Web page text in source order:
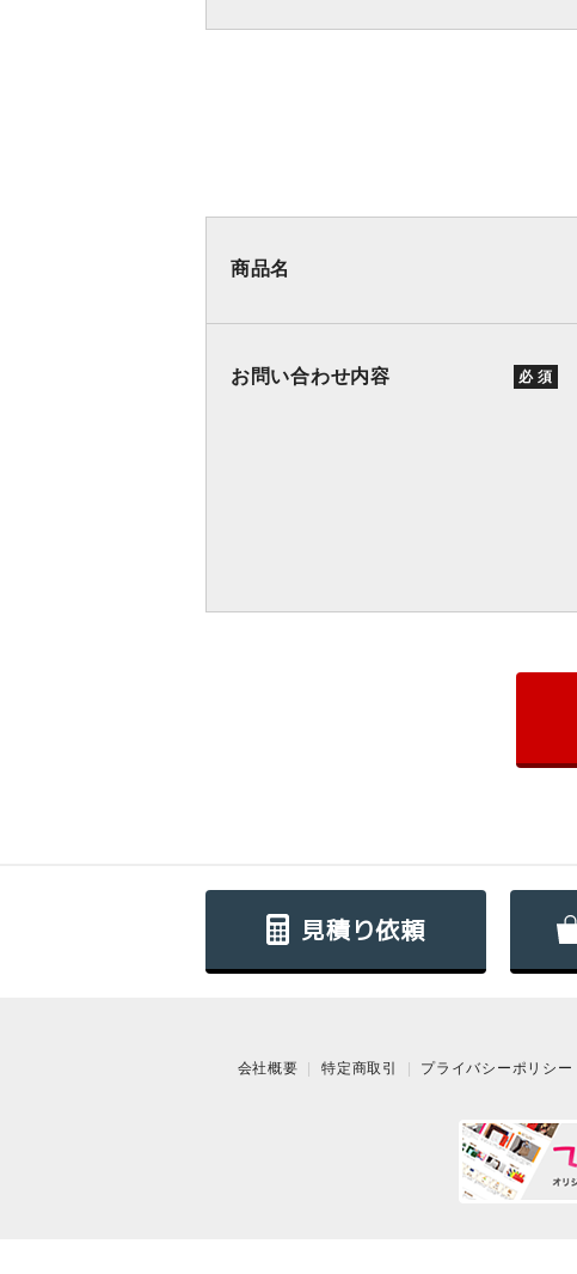
商品名
お問い合わせ内容 必 須
見積り依頼
会社概要 特定商取引 プライバシーポリシー